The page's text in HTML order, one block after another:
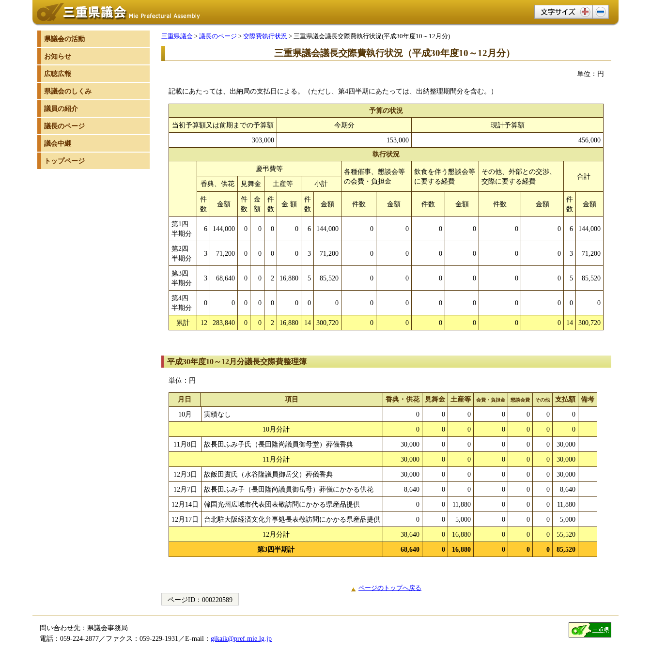
文字サイズ変更
三重県議会 >議長のページ >交際費執行状況 > 三重県議会議長交際費執行状況(平成30年度10～12月分)
三重県議会議長交際費執行状況（平成30年度10～12月分）
単位：円
記載にあたっては、出納局の支払日による。（ただし、第4四半期にあたっては、出納整理期間分を含む。）
予算の状況
当初予算額又は前期までの予算額
今期分
現計予算額
303,000
153,000
456,000
執行状況
慶弔費等
各種催事、懇談会等
の会費・負担金
飲食を伴う懇談会等
に要する経費
その他、外部との交渉、
交際に要する経費
合計
香典、供花
見舞金 土産等
小計
件
数
金額
件
数
金
額
件
数
金 額
件
数
金額 件数 金額 件数 金額 件数 金額
件
数
金額
第1四
半期分
6 144,000 0 0 0 0 6 144,000 0 0 0 0 0 0 6 144,000
第2四
半期分
3 71,200 0 0 0 0 3 71,200 0 0 0 0 0 0 3 71,200
第3四
半期分
3 68,640 0 0 2 16,880 5 85,520 0 0 0 0 0 0 5 85,520
第4四
半期分
0 0 0 0 0 0 0 0 0 0 0 0 0 0 0 0
累計 12 283,840 0 0 2 16,880 14 300,720 0 0 0 0 0 0 14 300,720
平成30年度10～12月分議長交際費整理簿
単位：円
月日 項目 香典・供花 見舞金 土産等 会費・負担金 懇談会費 その他 支払額
備考
10月
実績なし 0 0 0 0 0 0
0
10月分計
0 0 0 0 0 0
0
11月8日
故長田ふみ子氏（長田隆尚議員御母堂）葬儀香典 30,000 0 0 0 0 0
30,000
11月分計
30,000 0 0 0 0 0
30,000
12月3日
故飯田實氏（水谷隆議員御岳父）葬儀香典 30,000 0 0 0 0 0
30,000
12月7日
故長田ふみ子（長田隆尚議員御岳母）葬儀にかかる供花 8,640 0 0 0 0 0
8,640
12月14日
韓国光州広域市代表団表敬訪問にかかる県産品提供 0 0 11,880 0 0 0
11,880
12月17日
台北駐大阪経済文化弁事処長表敬訪問にかかる県産品提供 0 0 5,000 0 0 0
5,000
12月分計
38,640 0 16,880 0 0 0
55,520
第3四半期計
68,640 0 16,880 0 0 0 85,520
ページのトップへ戻る
ページID：000220589
県議会の活動
お知らせ
広聴広報
県議会のしくみ
議員の紹介
議長のページ
議会中継
トップページ
問い合わせ先：県議会事務局
電話：059-224-2877／ファクス：059-229-1931／E-mail：gikaik@pref.mie.lg.jp